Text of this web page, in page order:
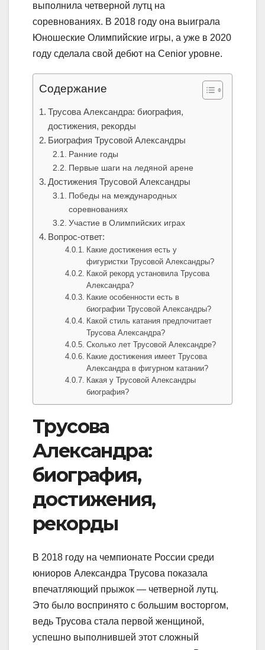
выполнила четверной лутц на
соревнованиях. В 2018 году она выиграла
Юношеские Олимпийские игры, а уже в 2020
году сделала свой дебют на Сenior уровне.
Содержание
Трусова Александра: биография,
достижения, рекорды
Биография Трусовой Александры
Ранние годы
Первые шаги на ледяной арене
Достижения Трусовой Александры
Победы на международных
соревнованиях
Участие в Олимпийских играх
Вопрос-ответ:
Какие достижения есть у
фигуристки Трусовой Александры?
Какой рекорд установила Трусова
Александра?
Какие особенности есть в
биографии Трусовой Александры?
Какой стиль катания предпочитает
Трусова Александра?
Сколько лет Трусовой Александре?
Какие достижения имеет Трусова
Александра в фигурном катании?
Какая у Трусовой Александры
биография?
Трусова
Александра:
биография,
достижения,
рекорды
В 2018 году на чемпионате России среди
юниоров Александра Трусова показала
впечатляющий прыжок — четверной лутц.
Это было воспринято с большим восторгом,
ведь Трусова стала первой женщиной,
успешно выполнившей этот сложный